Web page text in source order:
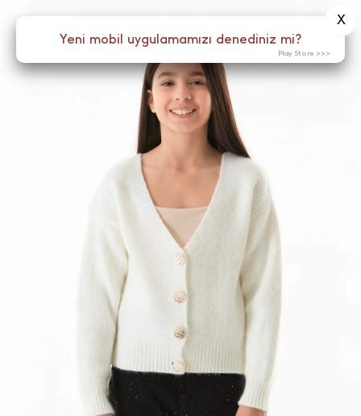
Menü
Yeni mobil uygulamamızı denediniz mi?
X
Play Store >>>